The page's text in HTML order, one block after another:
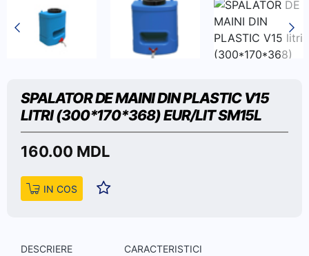
SPALATOR DE MAINI DIN PLASTIC V15
LITRI (300*170*368) EUR/LIT SM15L
160.00 MDL
IN COS
DESCRIERE CARACTERISTICI